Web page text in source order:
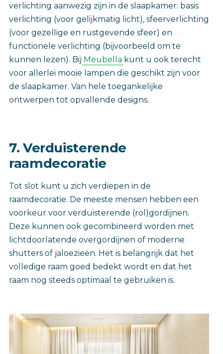
verlichting aanwezig zijn in de slaapkamer: basis
verlichting (voor gelijkmatig licht), sfeerverlichting
(voor gezellige en rustgevende sfeer) en
functionele verlichting (bijvoorbeeld om te
kunnen lezen). Bij Meubella kunt u ook terecht
voor allerlei mooie lampen die geschikt zijn voor
de slaapkamer. Van hele toegankelijke
ontwerpen tot opvallende designs.
7. Verduisterende
raamdecoratie
Tot slot kunt u zich verdiepen in de
raamdecoratie. De meeste mensen hebben een
voorkeur voor verduisterende (rol)gordijnen.
Deze kunnen ook gecombineerd worden met
lichtdoorlatende overgordijnen of moderne
shutters of jaloezieën. Het is belangrijk dat het
volledige raam goed bedekt wordt en dat het
raam nog steeds optimaal te gebruiken is.